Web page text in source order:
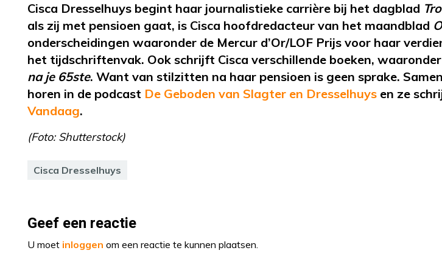
Cisca Dresselhuys begint haar journalistieke carrière bij het dagblad
als zij met pensioen gaat, is Cisca hoofdredacteur van het maandblad
onderscheidingen waaronder de Mercur d’Or/LOF Prijs voor haar
het tijdschriftenvak. Ook schrijft Cisca verschillende boeken, waaronder
na je 65ste. Want van stilzitten na haar pensioen is geen sprake.
horen in de podcast De Geboden van Slagter en Dresselhuys en ze
Vandaag.
(Foto: Shutterstock)
Cisca Dresselhuys
Geef een reactie
U moet inloggen om een reactie te kunnen plaatsen.